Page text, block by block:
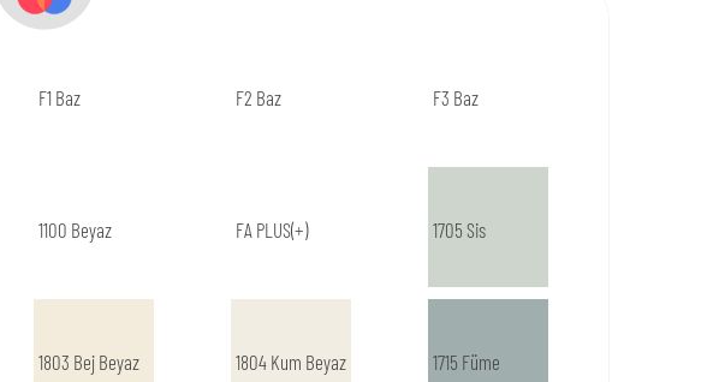
F1 Baz F2 Baz F3 Baz
1100 Beyaz FA PLUS(+) 1705 Sis
1803 Bej Beyaz 1804 Kum Beyaz 1715 Füme